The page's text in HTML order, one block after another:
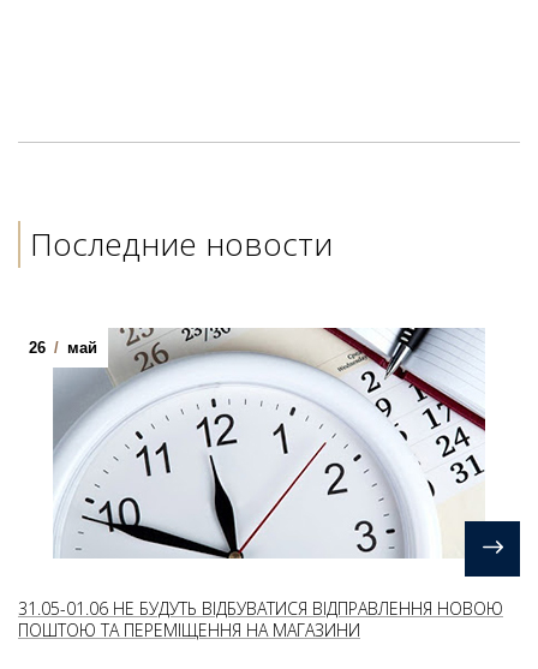
Последние новости
26 / май
31.05-01.06 НЕ БУДУТЬ ВІДБУВАТИСЯ ВІДПРАВЛЕННЯ НОВОЮ
ПОШТОЮ ТА ПЕРЕМІЩЕННЯ НА МАГАЗИНИ